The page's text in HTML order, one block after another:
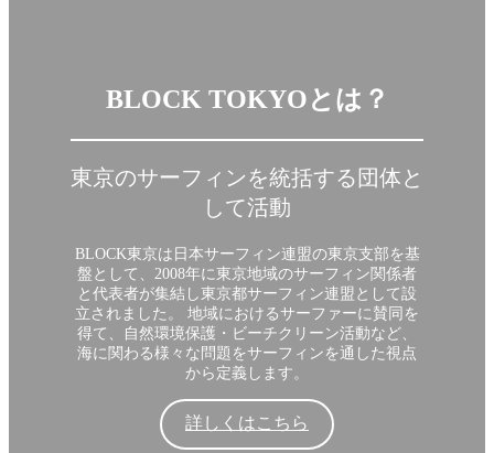
BLOCK TOKYOとは？
東京のサーフィンを統括する団体と
して活動
BLOCK東京は日本サーフィン連盟の東京支部を基
盤として、2008年に東京地域のサーフィン関係者
と代表者が集結し東京都サーフィン連盟として設
立されました。 地域におけるサーファーに賛同を
得て、自然環境保護・ビーチクリーン活動など、
海に関わる様々な問題をサーフィンを通した視点
から定義します。
詳しくはこちら